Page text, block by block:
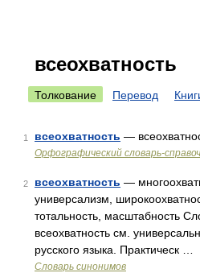
всеохватность
Толкование Перевод
1 всеохватность —
Орфографический словарь-
2 всеохватность —
универсализм,
тотальность, масштабность
всеохватность см.
русского языка. Практическ …
Словарь синонимов